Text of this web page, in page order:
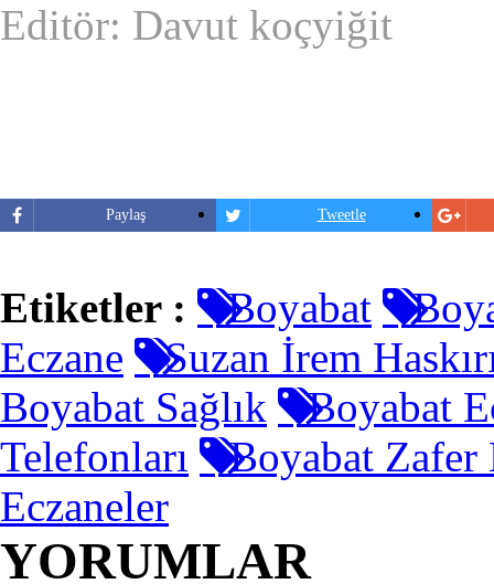
Editör: Davut koçyiğit
Paylaş Tweetle
Etiketler : Boyabat
Eczane
Suzan İrem
Boyabat Sağlık
Boyabat
Telefonları
Boyabat Zafer
Eczaneler
YORUMLAR